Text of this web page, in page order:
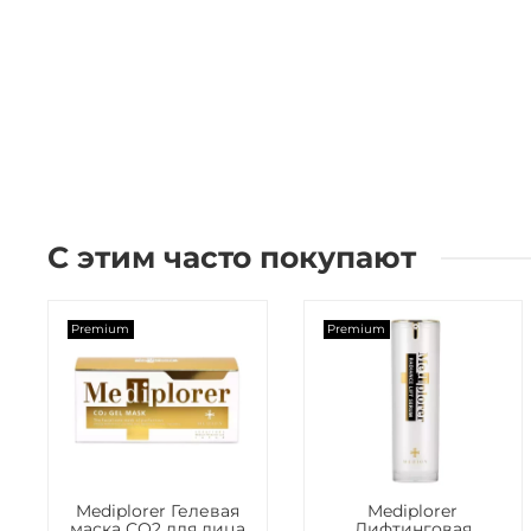
С этим часто покупают
Premium
Mediplorer Гелевая
Premium
Mediplorer